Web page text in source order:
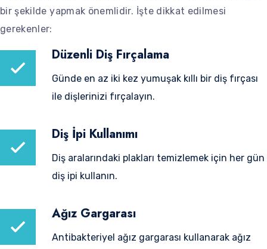
bir şekilde yapmak önemlidir. İşte dikkat edilmesi
gerekenler:
Düzenli Diş Fırçalama
Günde en az iki kez yumuşak kıllı bir diş fırçası
ile dişlerinizi fırçalayın.
Diş İpi Kullanımı
Diş aralarındaki plakları temizlemek için her gün
diş ipi kullanın.
Ağız Gargarası
Antibakteriyel ağız gargarası kullanarak ağız